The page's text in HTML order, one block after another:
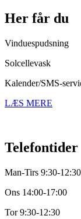
Her får du
Vinduespudsning
Solcellevask
Kalender/SMS-
LÆS MERE
Telefontider
Man-Tirs 9:30-12:30
Ons 14:00-17:00
Tor9:30-12:30